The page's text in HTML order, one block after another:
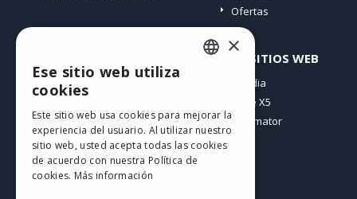
Ofertas
Mis post
Mis download
Espacio Web
Mis Créditos
OTROS SITIOS WEB
Incomedia
WebSite X5
WebAnimator
GERMAN
SPANISH
×
Ese sitio web utiliza
cookies
Este sitio web usa cookies para mejorar la
experiencia del usuario. Al utilizar nuestro
sitio web, usted acepta todas las cookies
de acuerdo con nuestra Política de
cookies. Más información